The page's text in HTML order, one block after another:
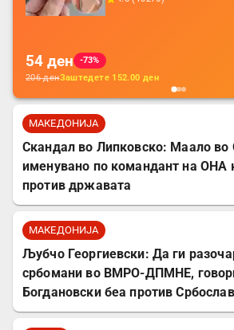
батерија, за мобилни
54 ден
-73%
206денЗаштедете 152.00 ден
МАКЕДОНИЈА
Скандал во Липковско: Маало
именувано по командант на ОНА
против државата
МАКЕДОНИЈА
Љубчо Георгиевски: Да ги
србомани во ВМРО-ДПМНЕ,
Богдановски беа против